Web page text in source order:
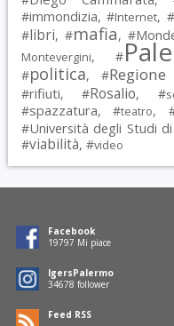
#immondizia, #Internet, #
#libri, #mafia, #
Montevergini, #
#politica, #
#rifiuti, #Rosalio, #
#spazzatura, #teatro,
#Università degli Studi
#viabilità, #video
Facebook
19797 Mi piace
IgersPalermo
34678 follower
Feed RSS